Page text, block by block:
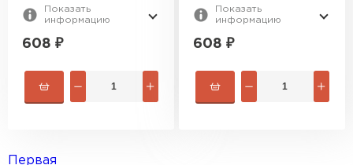
Показать
информацию
608 ₽
Показать
информацию
608 ₽
Первая